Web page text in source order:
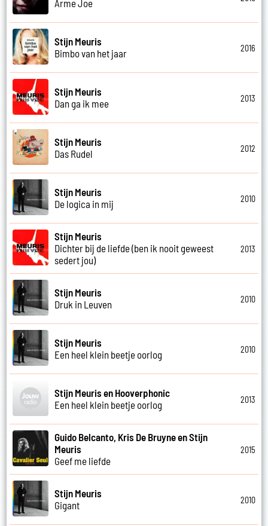
Arme Joe
Stijn Meuris
Bimbo van het jaar
2016
Stijn Meuris
Dan ga ik mee
2013
Stijn Meuris
Das Rudel
2012
Stijn Meuris
De logica in mij
2010
Stijn Meuris
Dichter bij de liefde (ben ik nooit geweest
sedert jou)
2013
Stijn Meuris
Druk in Leuven
2010
Stijn Meuris
Een heel klein beetje oorlog
2010
Stijn Meuris en Hooverphonic
Een heel klein beetje oorlog
2013
Guido Belcanto, Kris De Bruyne en Stijn
Meuris
Geef me liefde
2015
Stijn Meuris
Gigant
2010